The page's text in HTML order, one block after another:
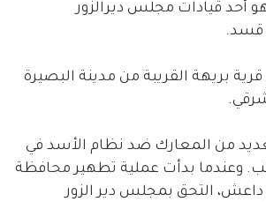
أحد قيادات مجلس ديرالزور
قسد.
قرية بريهة القريبة من مدينة البصيرة
من المعارك ضد نظام الأسد في
وعندما بدأت عملية تطهير محافظة
داعش، التحق بمجلس دير الزور